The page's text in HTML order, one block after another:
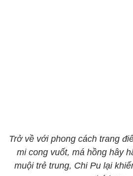
​​​​​​​Trở về với phong cách trang
mi cong vuốt, má hồng hây
muội trẻ trung, Chi Pu lại